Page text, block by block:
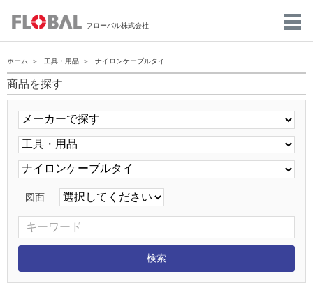
フローバル株式会社
ホーム 工具・用品 ナイロンケーブルタイ
商品を探す
図面